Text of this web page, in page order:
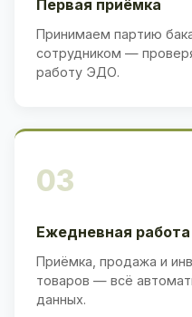
Первая приёмка
Принимаем партию
сотрудником —
работу ЭДО.
03
Ежедневная работа
Приёмка, продажа и
товаров — всё
данных.